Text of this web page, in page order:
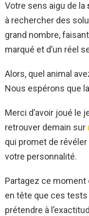
Votre sens aigu de la
à rechercher des
grand nombre,
marqué et d’un réel
Alors, quel animal
Nous espérons que
Merci d’avoir joué le
retrouver demain sur
qui promet de
votre personnalité.
Partagez ce
en tête que ces
prétendre à